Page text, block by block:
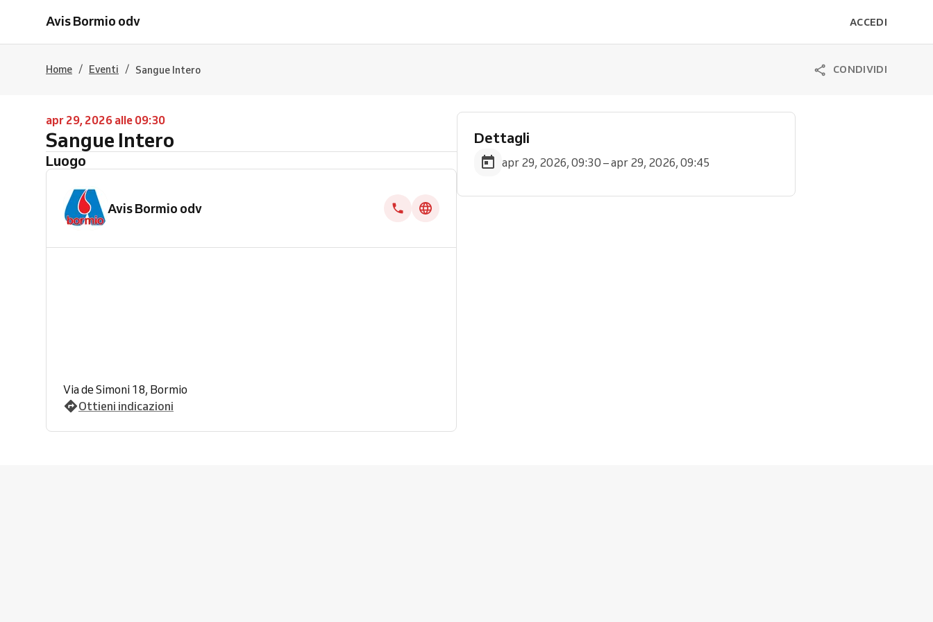
Avis Bormio odv ACCEDI
Home / Eventi / Sangue Intero CONDIVIDI
apr 29, 2026 alle 09:30
Sangue Intero
Luogo
Avis Bormio odv
Via de Simoni 18, Bormio
Ottieni indicazioni
Dettagli
apr 29, 2026, 09:30 – apr 29, 2026, 09:45